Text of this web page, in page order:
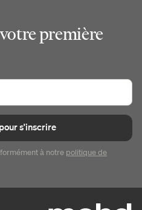
première
s'inscrire
à notre politique de